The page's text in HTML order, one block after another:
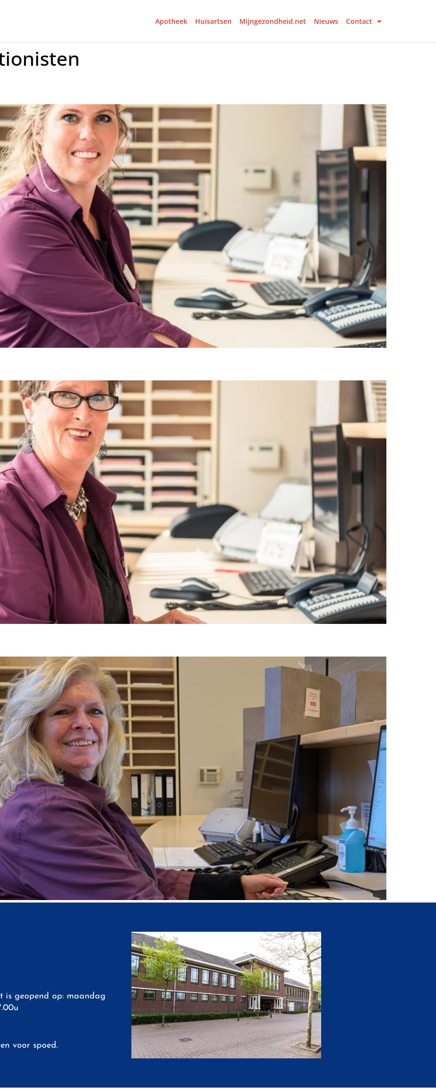
Apotheek Huisartsen Mijngezondheid.net Nieuws Contact
is geopend op: maandag
voor spoed.